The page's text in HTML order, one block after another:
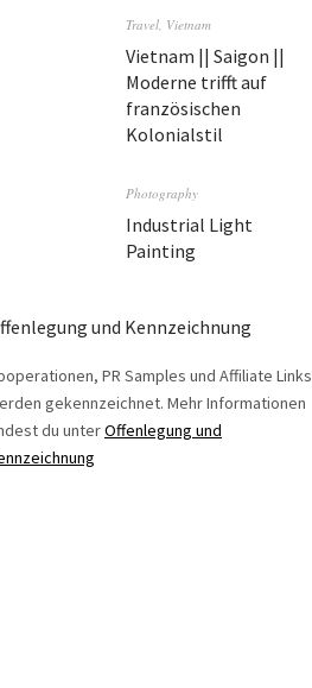
Travel, Vietnam
Vietnam || Saigon ||
Moderne trifft auf
französischen
Kolonialstil
Photography
Industrial Light
Painting
und Kennzeichnung
PR Samples und Affiliate Links
gekennzeichnet. Mehr Informationen
du unterOffenlegung und